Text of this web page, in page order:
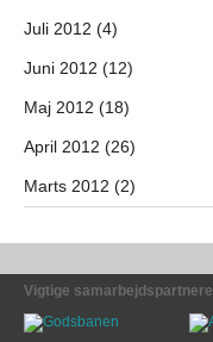
Juli 2012 (4)
Juni 2012 (12)
Maj 2012 (18)
April 2012 (26)
Marts 2012 (2)
Vigtige samarbejdspartnere